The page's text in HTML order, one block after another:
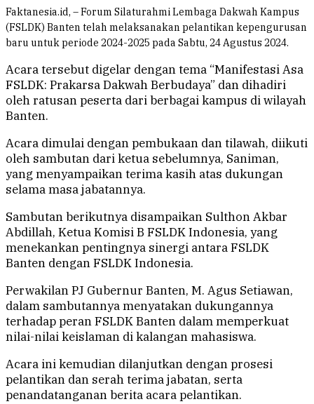
Faktanesia.id, – Forum Silaturahmi Lembaga Dakwah Kampus
(FSLDK) Banten telah melaksanakan pelantikan kepengurusan
baru untuk periode 2024-2025 pada Sabtu, 24 Agustus 2024.
Acara tersebut digelar dengan tema “Manifestasi Asa
FSLDK: Prakarsa Dakwah Berbudaya” dan dihadiri
oleh ratusan peserta dari berbagai kampus di wilayah
Banten.
Acara dimulai dengan pembukaan dan tilawah, diikuti
oleh sambutan dari ketua sebelumnya, Saniman,
yang menyampaikan terima kasih atas dukungan
selama masa jabatannya.
Sambutan berikutnya disampaikan Sulthon Akbar
Abdillah, Ketua Komisi B FSLDK Indonesia, yang
menekankan pentingnya sinergi antara FSLDK
Banten dengan FSLDK Indonesia.
Perwakilan PJ Gubernur Banten, M. Agus Setiawan,
dalam sambutannya menyatakan dukungannya
terhadap peran FSLDK Banten dalam memperkuat
nilai-nilai keislaman di kalangan mahasiswa.
Acara ini kemudian dilanjutkan dengan prosesi
pelantikan dan serah terima jabatan, serta
penandatanganan berita acara pelantikan.